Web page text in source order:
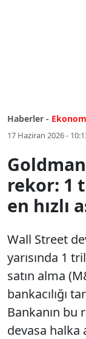
Haberler -
17 Haziran 2026 -
rekor: 1
en hızlı
Wall Street
yarısında 1
satın alma
bankacılığı
Bankanın bu
devasa halka